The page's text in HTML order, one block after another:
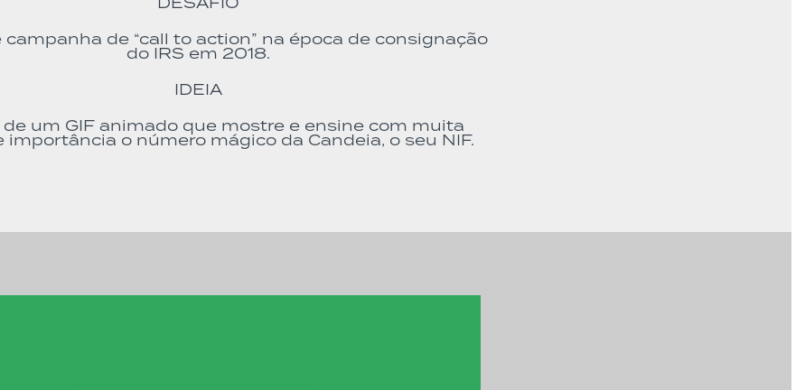
campanha de “call to action” na época de consignação
do IRS em 2018.
IDEIA
de um GIF animado que mostre e ensine com muita
importância o número mágico da Candeia, o seu NIF.